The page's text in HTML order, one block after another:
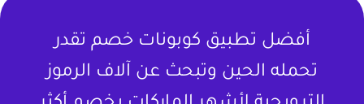
أفضل تطبيق كوبونات خصم تقدر
تحمله الحين وتبحث عن آلاف الرموز